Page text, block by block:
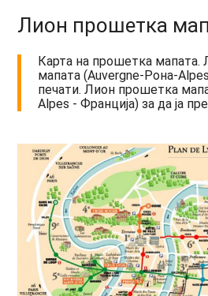
Лион прошетка
Карта на прошетка
мапата (Auvergne-Рона-
печати. Лион прошетка
Alpes - Франција) за да ја